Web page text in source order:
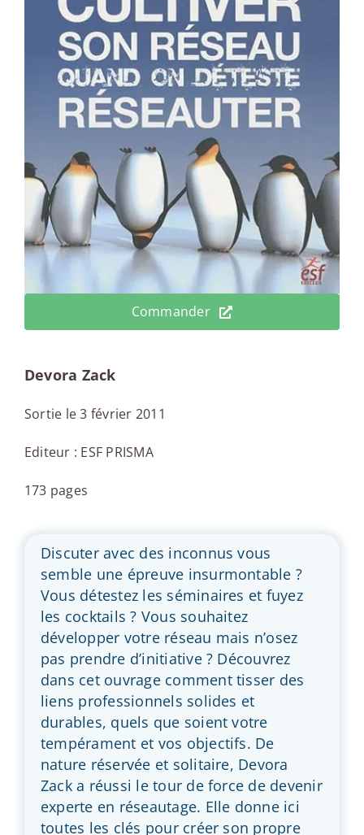
Commander
Devora Zack
Sortie le 3 février 2011
Editeur : ESF PRISMA
173 pages
Discuter avec des inconnus vous
semble une épreuve insurmontable ?
Vous détestez les séminaires et fuyez
les cocktails ? Vous souhaitez
développer votre réseau mais n’osez
pas prendre d’initiative ? Découvrez
dans cet ouvrage comment tisser des
liens professionnels solides et
durables, quels que soient votre
tempérament et vos objectifs. De
nature réservée et solitaire, Devora
Zack a réussi le tour de force de devenir
experte en réseautage. Elle donne ici
toutes les clés pour créer son propre